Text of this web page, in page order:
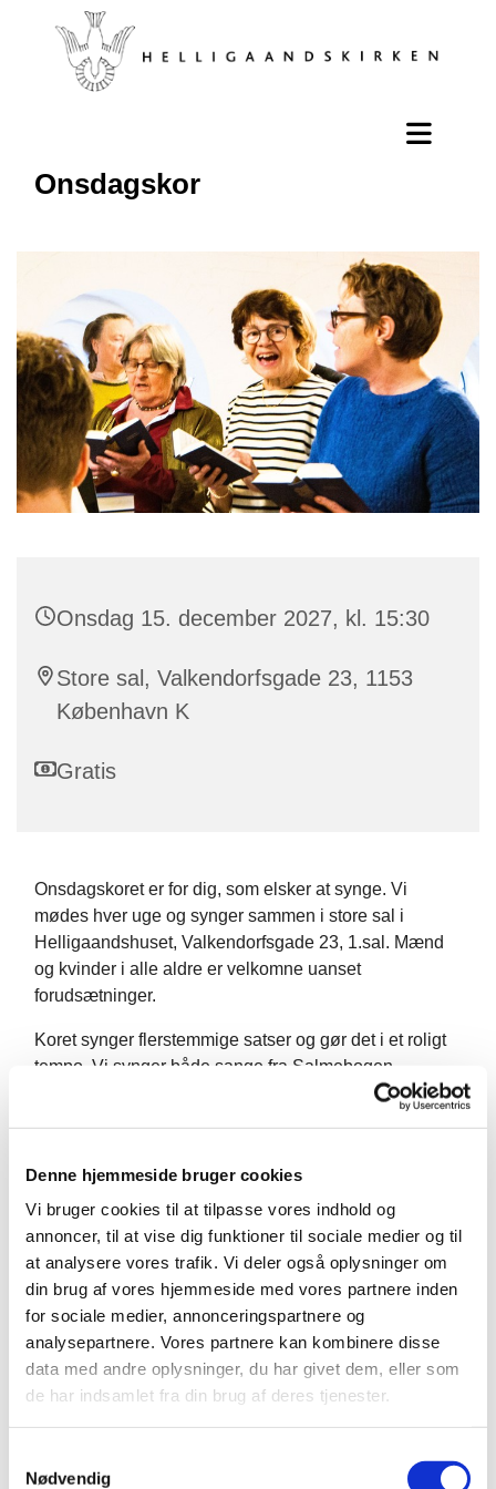
Denne hjemmeside bruger cookies
Vi bruger cookies til at tilpasse vores indhold og
annoncer, til at vise dig funktioner til sociale medier og til
at analysere vores trafik. Vi deler også oplysninger om
din brug af vores hjemmeside med vores partnere inden
for sociale medier, annonceringspartnere og
analysepartnere. Vores partnere kan kombinere disse
data med andre oplysninger, du har givet dem, eller som
de har indsamlet fra din brug af deres tjenester.
Nødvendig
Onsdagskor
Onsdag 15. december 2027, kl. 15:30
Store sal, Valkendorfsgade 23, 1153
København K
Gratis
Onsdagskoret er for dig, som elsker at synge. Vi
mødes hver uge og synger sammen i store sal i
Helligaandshuset, Valkendorfsgade 23, 1.sal. Mænd
og kvinder i alle aldre er velkomne uanset
forudsætninger.
Koret synger flerstemmige satser og gør det i et roligt
tempo. Vi synger både sange fra Salmebogen,
årstidenssange fra Højskolesangbogen og hvad vi
Koret medvirker lejlighedsvist til blandt andet
højmesser og andre arrangementer i kirken.
Kirkens to organister Ørjan Horn Johansen og Ruben
Munk leder koret. Hvis du er interesseret i at høre
mere, er du velkommen til at kontakte Ørjan Horn
Johansen på mail oerjan@helligaandskirken.dk